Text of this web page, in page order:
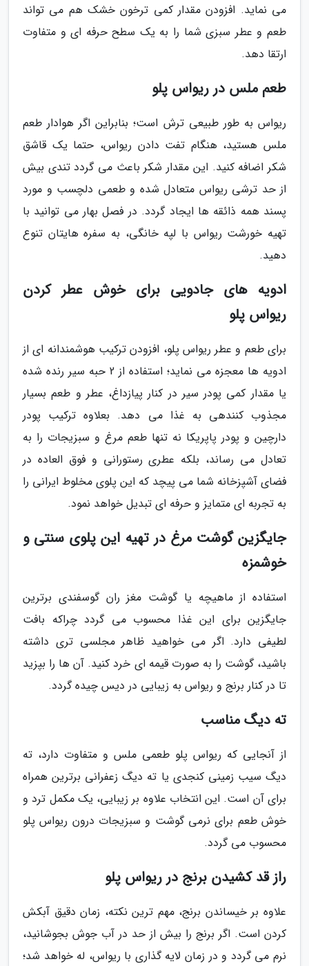
می نماید. افزودن مقدار کمی ترخون خشک هم می تواند
طعم و عطر سبزی شما را به یک سطح حرفه ای و متفاوت
ارتقا دهد.
طعم ملس در ریواس پلو
ریواس به طور طبیعی ترش است؛ بنابراین اگر هوادار طعم
ملس هستید، هنگام تفت دادن ریواس، حتما یک قاشق
شکر اضافه کنید. این مقدار شکر باعث می گردد تندی بیش
از حد ترشی ریواس متعادل شده و طعمی دلچسب و مورد
پسند همه ذائقه ها ایجاد گردد. در فصل بهار می توانید با
تهیه خورشت ریواس با لپه خانگی، به سفره هایتان تنوع
دهید.
ادویه های جادویی برای خوش عطر کردن
ریواس پلو
برای طعم و عطر ریواس پلو، افزودن ترکیب هوشمندانه ای از
ادویه ها معجزه می نماید؛ استفاده از 2 حبه سیر رنده شده
یا مقدار کمی پودر سیر در کنار پیازداغ، عطر و طعم بسیار
مجذوب کنندهی به غذا می دهد. بعلاوه ترکیب پودر
دارچین و پودر پاپریکا نه تنها طعم مرغ و سبزیجات را به
تعادل می رساند، بلکه عطری رستورانی و فوق العاده در
فضای آشپزخانه شما می پیچد که این پلوی مخلوط ایرانی را
به تجربه ای متمایز و حرفه ای تبدیل خواهد نمود.
جایگزین گوشت مرغ در تهیه این پلوی سنتی و
خوشمزه
استفاده از ماهیچه یا گوشت مغز ران گوسفندی برترین
جایگزین برای این غذا محسوب می گردد چراکه بافت
لطیفی دارد. اگر می خواهید ظاهر مجلسی تری داشته
باشید، گوشت را به صورت قیمه ای خرد کنید. آن ها را بپزید
تا در کنار برنج و ریواس به زیبایی در دیس چیده گردد.
ته دیگ مناسب
از آنجایی که ریواس پلو طعمی ملس و متفاوت دارد، ته
دیگ سیب زمینی کنجدی یا ته دیگ زعفرانی برترین همراه
برای آن است. این انتخاب علاوه بر زیبایی، یک مکمل ترد و
خوش طعم برای نرمی گوشت و سبزیجات درون ریواس پلو
محسوب می گردد.
راز قد کشیدن برنج در ریواس پلو
علاوه بر خیساندن برنج، مهم ترین نکته، زمان دقیق آبکش
کردن است. اگر برنج را بیش از حد در آب جوش بجوشانید،
نرم می گردد و در زمان لایه گذاری با ریواس، له خواهد شد؛